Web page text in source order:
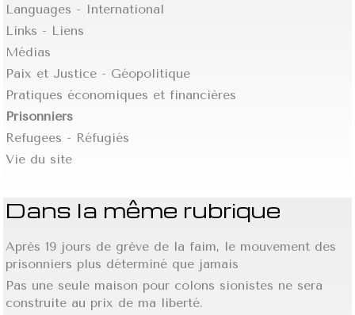
Languages - International
Links - Liens
Médias
Paix et Justice - Géopolitique
Pratiques économiques et financières
Prisonniers
Refugees - Réfugiés
Vie du site
Dans la même rubrique
Après 19 jours de grève de la faim, le mouvement des
prisonniers plus déterminé que jamais
Pas une seule maison pour colons sionistes ne sera
construite au prix de ma liberté.